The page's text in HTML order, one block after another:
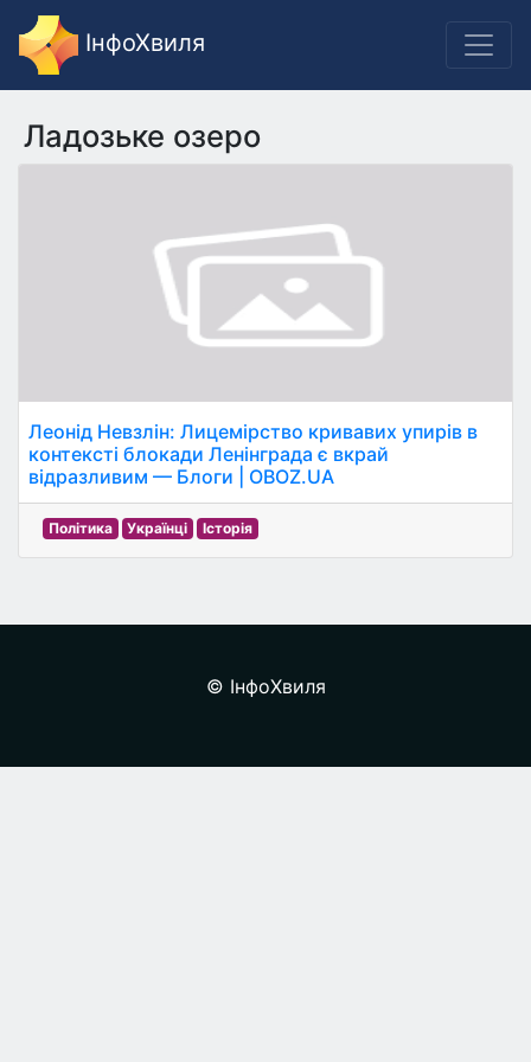
ІнфоХвиля
Ладозьке озеро
Леонід Невзлін: Лицемірство кривавих упирів в
контексті блокади Ленінграда є вкрай
відразливим — Блоги | OBOZ.UA
Політика Українці Історія
© ІнфоХвиля